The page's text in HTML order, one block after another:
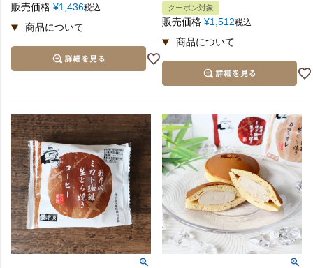
販売価格 ¥1,436税込 クーポン対象
販売価格 ¥1,512税込